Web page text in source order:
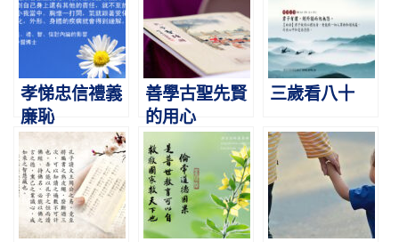
孝悌忠信禮義
廉恥
善學古聖先賢
的用心
三歲看八十